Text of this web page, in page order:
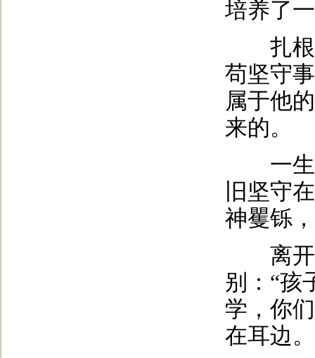
培养了
扎根
苟坚守
属于他
来的。
一生
旧坚守
神矍铄
离开
别：“孩
学，你
在耳边。